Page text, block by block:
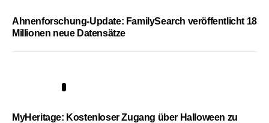
Ahnenforschung-Update: FamilySearch veröffentlicht 18
Millionen neue Datensätze
MyHeritage: Kostenloser Zugang über Halloween zu